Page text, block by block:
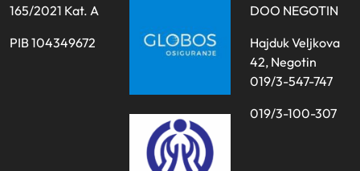
165/2021 Kat. A
PIB 104349672
DOO NEGOTIN
Hajduk Veljkova
42, Negotin
019/3-547-747
019/3-100-307